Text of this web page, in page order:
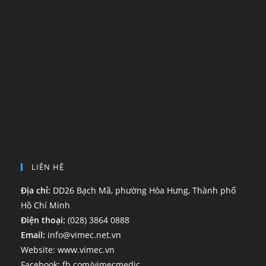
LIÊN HỆ
Địa chỉ: DD26 Bạch Mã, phường Hòa Hưng, Thành phố
Hồ Chí Minh
Điện thoại: (028) 3864 0888
Email: info@vimec.net.vn
Website: www.vimec.vn